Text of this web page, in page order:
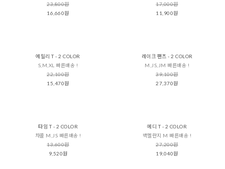
23,800원
16,660원
17,000원
11,900원
에밀리 T - 2 COLOR
S,M,XL 빠른배송 !
22,100원
15,470원
레이크 팬츠 - 2 COLOR
M,JS,JM 빠른배송 !
39,100원
27,370원
타임 T - 2 COLOR
차콜 M,JS 빠른배송 !
13,600원
9,520원
에디 T - 2 COLOR
백멜란지 M 빠른배송 !
27,200원
19,040원